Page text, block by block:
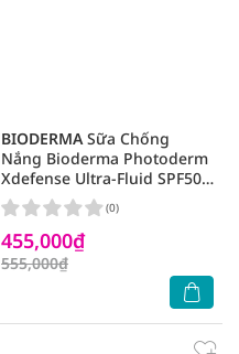
BIODERMASữa Chống
Nắng Bioderma Photoderm
Xdefense Ultra-Fluid SPF50+
PA++++ 40ml .#Invisible
455,000₫
555,000₫
(0)